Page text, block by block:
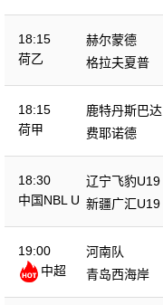
18:15
荷乙
赫尔蒙德
格拉夫夏普
18:15
荷甲
鹿特丹斯巴达
费耶诺德
18:30
中国NBL U
辽宁飞豹U19
新疆广汇U19
19:00
中超
河南队
青岛西海岸